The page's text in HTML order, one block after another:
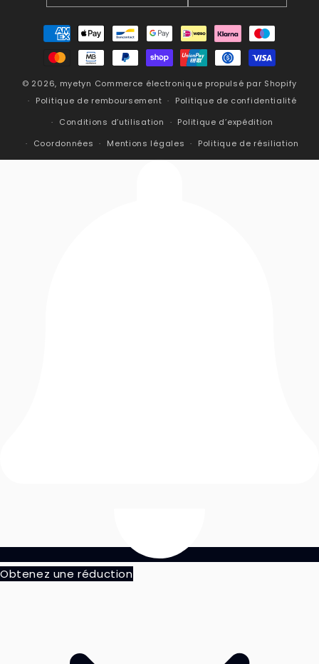
Moyens
paiement
© 2026, myetyn Commerce électronique propulsé par Shopify
Politique de remboursement
Politique de confidentialité
Conditions d’utilisation
Politique d’expédition
Coordonnées
Mentions légales Politique de résiliation
Obtenez une réduction